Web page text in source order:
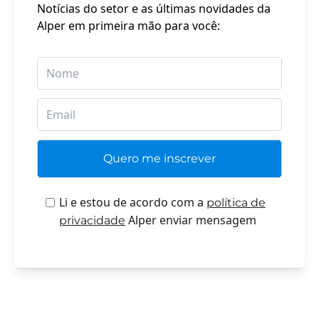
Notícias do setor e as últimas novidades da
Alper em primeira mão para você:
Li e estou de acordo com a política de
privacidade Alper enviar mensagem